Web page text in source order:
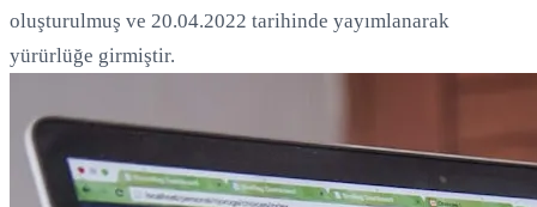
oluşturulmuş ve 20.04.2022 tarihinde yayımlanarak
yürürlüğe girmiştir.